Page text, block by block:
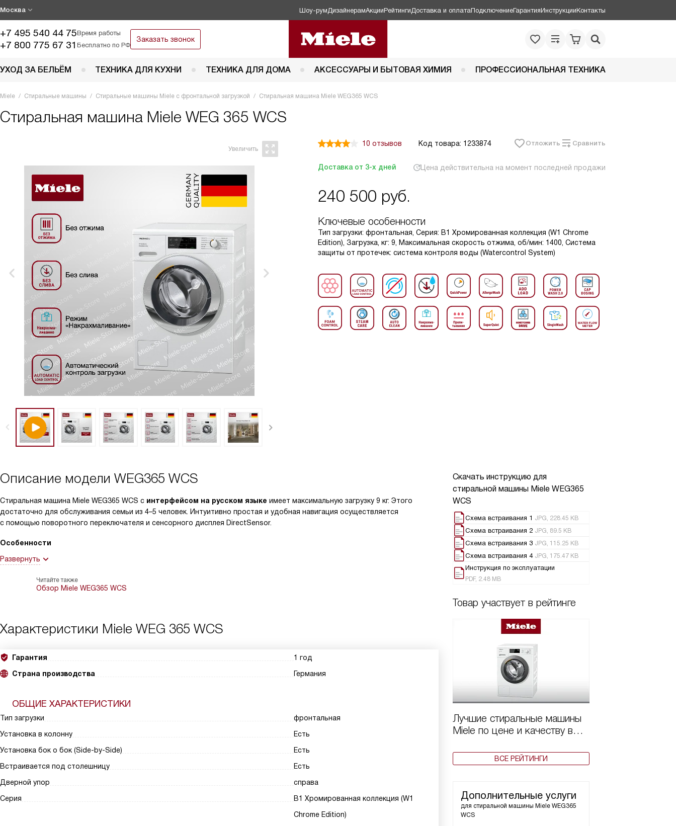
Москва Шоу-рум ДизайнерамАкцииРейтинги Доставка и оплатаПодключениеГарантияИнструкцииКонтакты
+7 495 540 44 75Время работы
+7 800 775 67 31 Бесплатно по РФ
Заказать звонок
УХОД ЗА БЕЛЬЁМ ТЕХНИКА ДЛЯ КУХНИ ТЕХНИКА ДЛЯ ДОМА АКСЕССУАРЫ И БЫТОВАЯ ХИМИЯ ПРОФЕССИОНАЛЬНАЯ ТЕХНИКА
Miele Стиральные машины Стиральные машины Miele с фронтальной загрузкой Стиральная машина Miele WEG365 WCS
Стиральная машина Miele WEG 365 WCS
10 отзывов Код товара: 1233874 Отложить Сравнить
Доставка от 3-х дней Цена действительна на момент последней продажи
240 500 руб.
Ключевые особенности
Тип загрузки: фронтальная, Серия: В1 Хромированная коллекция (W1 Chrome
Edition), Загрузка, кг: 9, Максимальная скорость отжима, об/мин: 1400, Система
защиты от протечек: система контроля воды (Watercontrol System)
Скачать инструкцию для
стиральной машины Miele WEG365
WCS
Схема встраивания 1 JPG, 228.45 KB
Схема встраивания 2 JPG, 89.5 KB
Схема встраивания 3 JPG, 115.25 KB
Схема встраивания 4 JPG, 175.47 KB
Инструкция по эксплуатации
PDF, 2.48 MB
Товар участвует в рейтинге
Лучшие стиральные машины
Miele по цене и качеству в
ВСЕ РЕЙТИНГИ
Дополнительные услуги
для стиральной машины Miele WEG365
WCS
Описание модели WEG365 WCS
Стиральная машина Miele WEG365 WCS с интерфейсом на русском языке имеет максимальную загрузку 9 кг. Этого
достаточно для обслуживания семьи из 4–5 человек. Интуитивно простая и удобная навигация осуществляется
с помощью поворотного переключателя и сенсорного дисплея DirectSensor.
Особенности
Развернуть
Читайте также
Обзор Miele WEG365 WCS
Характеристики Miele WEG 365 WCS
Гарантия
1 год
Страна производства
Германия
ОБЩИЕ ХАРАКТЕРИСТИКИ
Тип загрузки
фронтальная
Установка в колонну
Есть
Установка бок о бок (Side-by-Side)
Есть
Встраивается под столешницу
Есть
Дверной упор
справа
Серия
В1 Хромированная коллекция (W1
Chrome Edition)